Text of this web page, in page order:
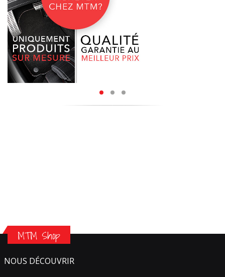
MTM Shop
NOUS DÉCOUVRIR